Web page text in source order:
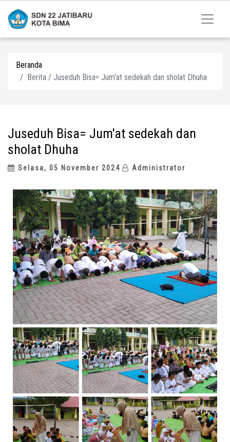
Beranda
Berita / Juseduh Bisa= Jum'at sedekah dan sholat Dhuha
Juseduh Bisa= Jum'at sedekah dan
sholat Dhuha
Selasa, 05 November 2024 Administrator